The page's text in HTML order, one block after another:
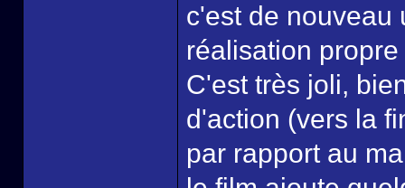
c'est de nouveau
réalisation
C'est très joli,
d'action (vers la
par rapport au